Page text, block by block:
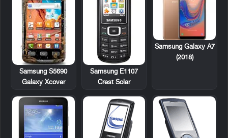
Samsung Galaxy A7
(2018)
Samsung E1107
Crest Solar
Samsung S5690
Galaxy Xcover